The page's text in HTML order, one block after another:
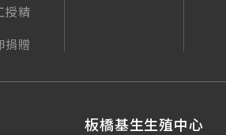
授精
捐贈
板橋基生生殖中心